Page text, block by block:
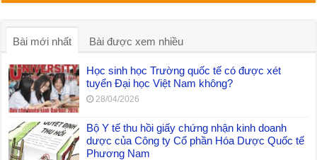
Bài mới nhất Bài được xem nhiều
Học sinh học Trường quốc tế có được xét
tuyển Đại học Việt Nam không?
28/04/2026
Bộ Y tế thu hồi giấy chứng nhận kinh doanh
dược của Công ty Cổ phần Hóa Dược Quốc tế
Phương Nam